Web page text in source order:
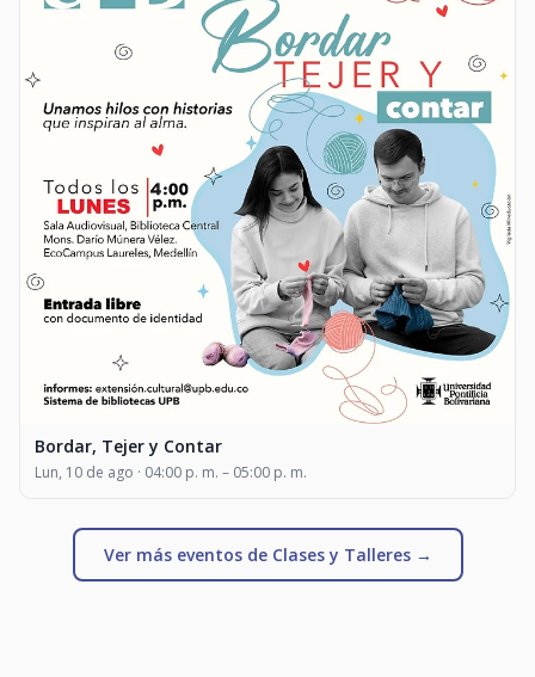
Bordar, Tejer y Contar
Lun, 10 de ago · 04:00 p. m. – 05:00 p. m.
Ver más eventos de Clases y Talleres →